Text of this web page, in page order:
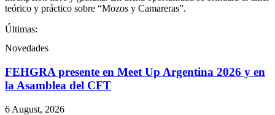
teórico y práctico sobre “Mozos y Camareras”.
Últimas:
Novedades
FEHGRA presente en Meet Up Argentina 2026 y en
la Asamblea del CFT
6 August, 2026